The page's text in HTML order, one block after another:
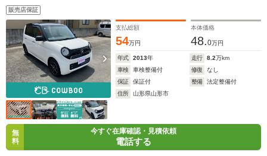
販売店保証
支払総額
54万円
本体価格
48.0万円
年式 2013年 走行 8.2万km
車検
車検整備付 修復
なし
保証
保証付 整備
法定整備付
住所
山形県山形市
無
料
今すぐ在庫確認・見積依頼
電話する